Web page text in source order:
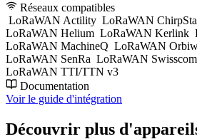
Réseaux compatibles
LoRaWAN Actility LoRaWAN
LoRaWAN Helium LoRaWAN Kerlink
LoRaWAN MachineQ LoRaWAN
LoRaWAN SenRa LoRaWAN Swisscom
LoRaWAN TTI/TTN v3
Documentation
Voir le guide d'intégration
Découvrir plus